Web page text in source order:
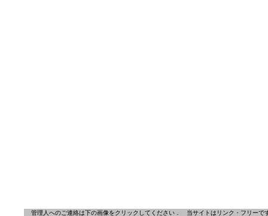
管理人へのご連絡は下の画像をクリックしてください． 当サイトはリンク・フリーで